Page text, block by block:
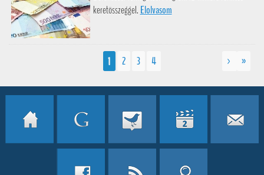
keretösszeggel. Elolvasom
1 2 3 4 > »